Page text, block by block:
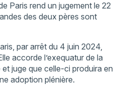
Paris rend un jugement le 22
des deux pères sont
par arrêt du 4 juin 2024,
accorde l’exequatur de la
juge que celle-ci produira en
adoption plénière.